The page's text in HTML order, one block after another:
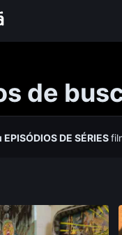
de
EPISÓDIOS DE SÉRIES